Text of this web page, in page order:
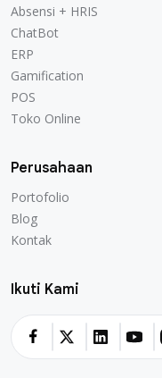
Absensi + HRIS
ChatBot
ERP
Gamification
POS
Toko Online
Perusahaan
Portofolio
Blog
Kontak
Ikuti Kami